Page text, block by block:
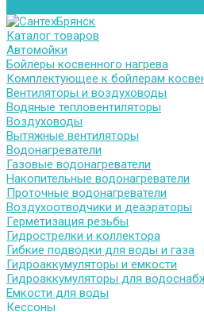
Каталог товаров
Автомойки
Бойлеры косвенного нагрева
Комплектующее к бойлерам
Вентиляторы и воздуховоды
Водяные тепловентиляторы
Воздуховоды
Вытяжные вентиляторы
Водонагреватели
Газовые водонагреватели
Накопительные водонагреватели
Проточные водонагреватели
Воздухоотводчики и деаэраторы
Герметизация резьбы
Гидрострелки и коллектора
Гибкие подводки для воды и газа
Гидроаккумуляторы и емкости
Гидроаккумуляторы для
Емкости для воды
Кессоны